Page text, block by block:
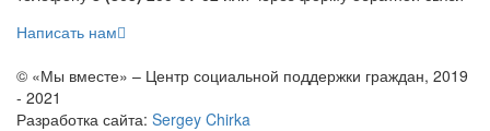
Написать нам
© «Мы вместе» – Центр социальной поддержки граждан, 2019
- 2021
Разработка сайта: Sergey Chirka